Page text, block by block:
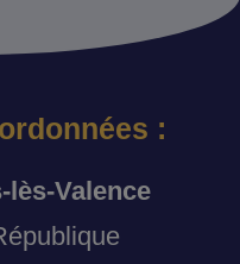
:
lès-Valence